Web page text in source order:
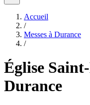
Accueil
/
Messes à Durance
/
Église
Durance